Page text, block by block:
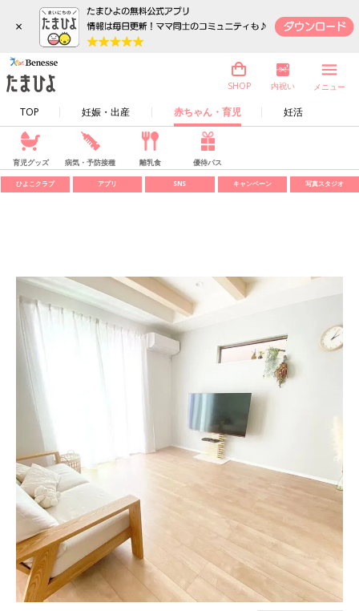
×
TOP 妊娠・出産 赤ちゃん・育児 妊活
SHOP 内祝い メニュー
育児グッズ 病気・予防接種 離乳食 優待パス
ひよこクラブ アプリ SNS キャンペーン 写真スタジオ